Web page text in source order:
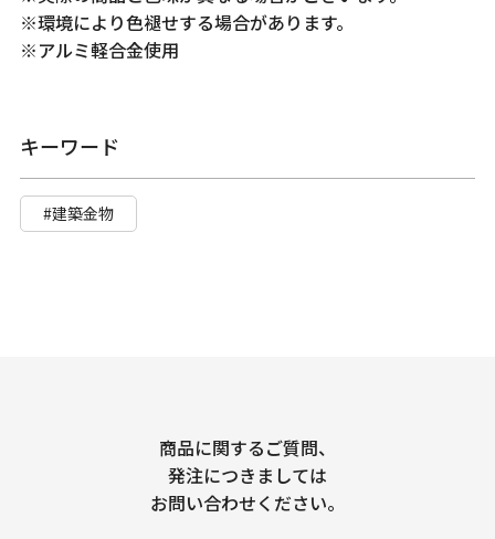
※環境により色褪せする場合があります。
※アルミ軽合金使用
キーワード
#建築金物
商品に関するご質問、
発注につきましては
お問い合わせください。